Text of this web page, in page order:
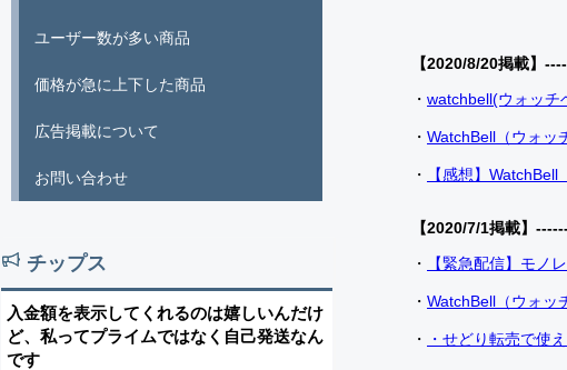
【2020/8/20掲載】
・ watchbell(ウォッチ
・ WatchBell（ウォッ
・ 【感想】
【2020/7/1掲載】
・
【緊急配信】モノ
・ WatchBell（ウォッ
・ ・せどり転売で使
ユーザー数が多い商品
価格が急に上下した商品
広告掲載について
お問い合わせ
チップス
入金額を表示してくれるのは嬉しいんだけ
ど、私ってプライムではなく自己発送なん
です